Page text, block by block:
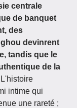
centrale
de banquet
des
devinrent
tandis que le
de la
L'histoire
intime qui
une rareté ;